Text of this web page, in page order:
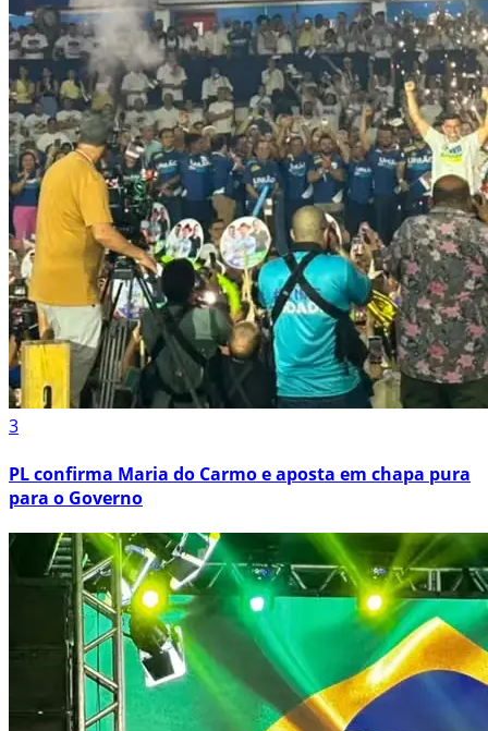
3
PL confirma Maria do Carmo e aposta em chapa pura
para o Governo